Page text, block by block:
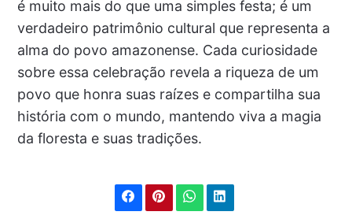
é muito mais do que uma simples festa; é um
verdadeiro patrimônio cultural que representa a
alma do povo amazonense. Cada curiosidade
sobre essa celebração revela a riqueza de um
povo que honra suas raízes e compartilha sua
história com o mundo, mantendo viva a magia
da floresta e suas tradições.